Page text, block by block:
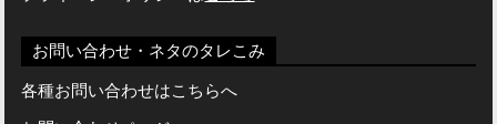
お問い合わせ・ネタのタレこみ
各種お問い合わせはこちらへ